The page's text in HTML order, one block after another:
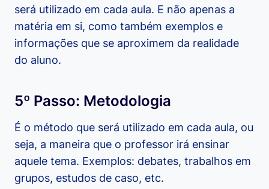
será utilizado em cada aula. E não apenas a
matéria em si, como também exemplos e
informações que se aproximem da realidade
do aluno.
5º Passo: Metodologia
É o método que será utilizado em cada aula, ou
seja, a maneira que o professor irá ensinar
aquele tema. Exemplos: debates, trabalhos em
grupos, estudos de caso, etc.